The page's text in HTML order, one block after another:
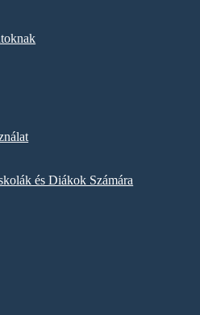
és Diákok Számára